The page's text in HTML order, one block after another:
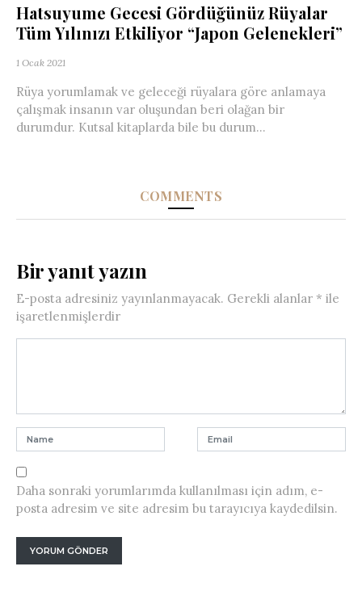
Hatsuyume Gecesi Gördüğünüz Rüyalar
Tüm Yılınızı Etkiliyor “Japon Gelenekleri”
1 Ocak 2021
Rüya yorumlamak ve geleceği rüyalara göre anlamaya
çalışmak insanın var oluşundan beri olağan bir
durumdur. Kutsal kitaplarda bile bu durum...
COMMENTS
Bir yanıt yazın
E-posta adresiniz yayınlanmayacak. Gerekli alanlar * ile
işaretlenmişlerdir
Daha sonraki yorumlarımda kullanılması için adım, e-
posta adresim ve site adresim bu tarayıcıya kaydedilsin.